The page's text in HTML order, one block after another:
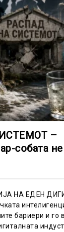
–
собата
НА ЕДЕН
бариери и го